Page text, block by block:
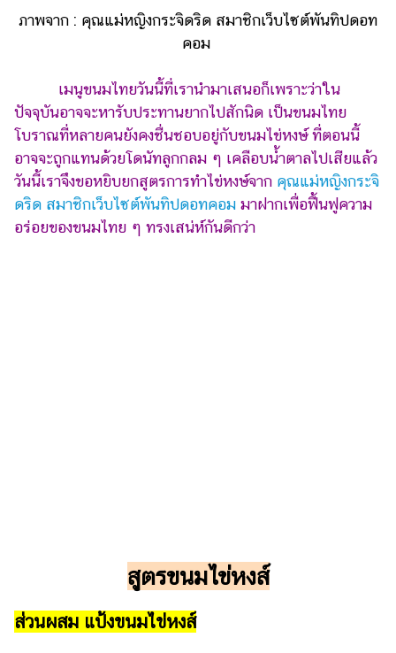
ช้อป
บ้าน
และ
การ
ตกแต่ง
มือ
ถือ
Infographic
ภาพจาก : คุณแม่หญิงกระจิดริด สมาชิกเว็บไซต์พันทิปดอท
คอม
เมนูขนมไทยวันนี้ที่เรานำมาเสนอก็เพราะว่าใน
ปัจจุบันอาจจะหารับประทานยากไปสักนิด เป็นขนมไทย
โบราณที่หลายคนยังคงชื่นชอบอยู่กับขนมไข่หงษ์ ที่ตอนนี้
อาจจะถูกแทนด้วยโดนัทลูกกลม ๆ เคลือบน้ำตาลไปเสียแล้ว
วันนี้เราจึงขอหยิบยกสูตรการทำไข่หงษ์จาก คุณแม่หญิงกระจิ
ดริด สมาชิกเว็บไซต์พันทิปดอทคอม มาฝากเพื่อฟื้นฟูความ
อร่อยของขนมไทย ๆ ทรงเสน่ห์กันดีกว่า
สูตรขนมไข่หงส์
ส่วนผสม แป้งขนมไข่หงส์